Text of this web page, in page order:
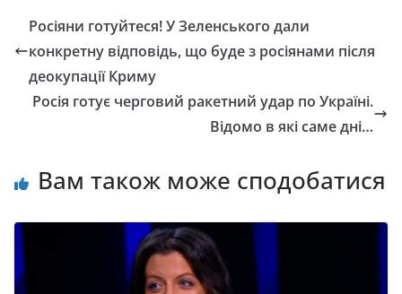
Росіяни готуйтеся! У Зеленського дали
конкретну відповідь, що буде з росіянами після
деокупації Криму
Росія готує черговий ракетний удар по Україні.
Відомо в які саме дні…
Вам також може сподобатися